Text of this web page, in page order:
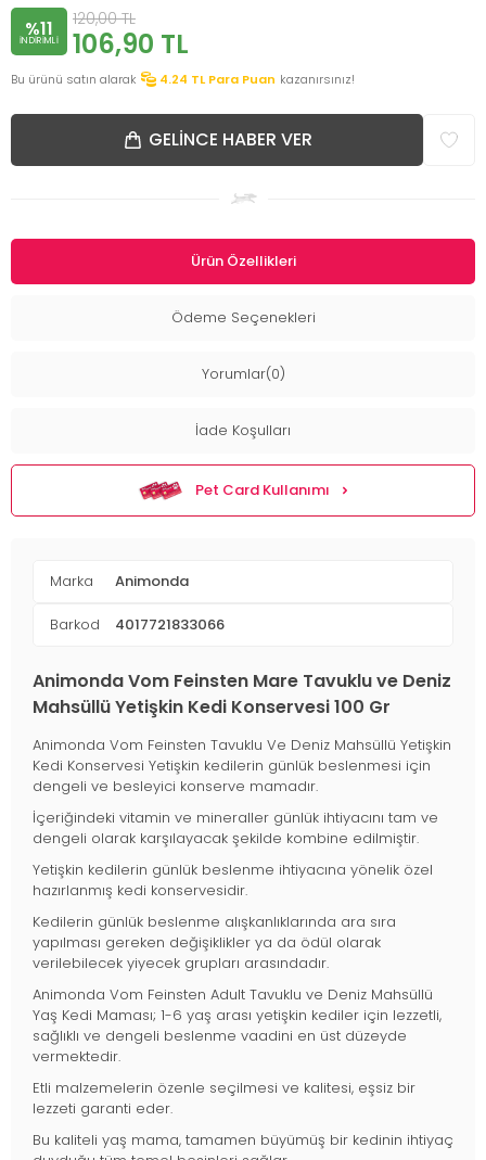
%11
INDIRIMLI
120,00TL
106,90 TL
Bu ürünü satın alarak 4.24 TL Para Puan kazanırsınız!
GELINCE HABER VER
Ürün Özellikleri
Ödeme Seçenekleri
Yorumlar(0)
İade Koşulları
Pet Card Kullanımı
Marka Animonda
Barkod 4017721833066
Animonda Vom Feinsten Mare Tavuklu ve Deniz
Mahsüllü Yetişkin Kedi Konservesi 100 Gr
Animonda Vom Feinsten Tavuklu Ve Deniz Mahsüllü Yetişkin
Kedi Konservesi Yetişkin kedilerin günlük beslenmesi için
dengeli ve besleyici konserve mamadır.
İçeriğindeki vitamin ve mineraller günlük ihtiyacını tam ve
dengeli olarak karşılayacak şekilde kombine edilmiştir.
Yetişkin kedilerin günlük beslenme ihtiyacına yönelik özel
hazırlanmış kedi konservesidir.
Kedilerin günlük beslenme alışkanlıklarında ara sıra
yapılması gereken değişiklikler ya da ödül olarak
verilebilecek yiyecek grupları arasındadır.
Animonda Vom Feinsten Adult Tavuklu ve Deniz Mahsüllü
Yaş Kedi Maması; 1-6 yaş arası yetişkin kediler için lezzetli,
sağlıklı ve dengeli beslenme vaadini en üst düzeyde
vermektedir.
Etli malzemelerin özenle seçilmesi ve kalitesi, eşsiz bir
lezzeti garanti eder.
Bu kaliteli yaş mama, tamamen büyümüş bir kedinin ihtiyaç